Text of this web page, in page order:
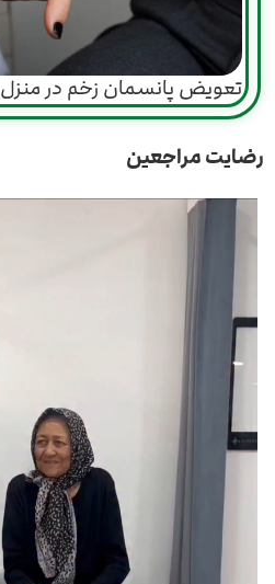
تعویض پانسمان زخم در منزل
رضایت مراجعین